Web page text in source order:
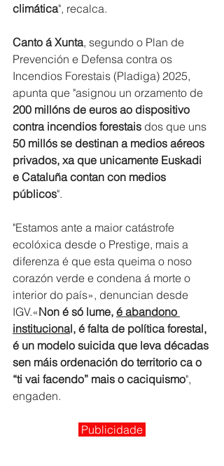
climática", recalca.
Canto á Xunta, segundo o Plan de
Prevención e Defensa contra os
Incendios Forestais (Pladiga) 2025,
apunta que "asignou un orzamento de
200 millóns de euros ao dispositivo
contra incendios forestais dos que uns
50 millós se destinan a medios aéreos
privados, xa que unicamente Euskadi
e Cataluña contan con medios
públicos".
"Estamos ante a maior catástrofe
ecolóxica desde o Prestige, mais a
diferenza é que esta queima o noso
corazón verde e condena á morte o
interior do país», denuncian desde
IGV.«Non é só lume, é abandono
institucional, é falta de política forestal,
é un modelo suicida que leva décadas
sen máis ordenación do territorio ca o
“ti vai facendo” mais o caciquismo",
engaden.
Publicidade